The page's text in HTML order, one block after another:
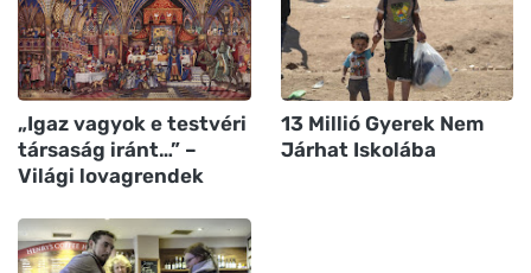
„Igaz vagyok e testvéri
társaság iránt…” –
Világi lovagrendek
13 Millió Gyerek Nem
Járhat Iskolába